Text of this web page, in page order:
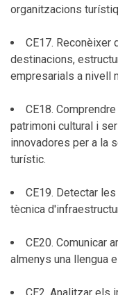
organitzacions
CE17. Reconèixer
destinacions,
empresarials a nivell
CE18.
patrimoni cultural i
innovadores per a la
turístic.
CE19. Detectar
tècnica
CE20. Comunicar
almenys una llengua
CE2. Analitzar els